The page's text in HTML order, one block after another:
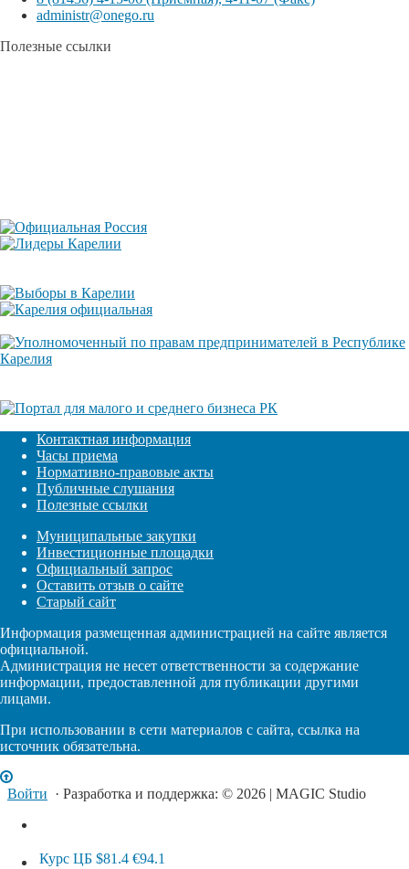
administr@onego.ru
Полезные ссылки
Контактная информация
Часы приема
Нормативно-правовые акты
Публичные слушания
Полезные ссылки
Муниципальные закупки
Инвестиционные площадки
Официальный запрос
Оставить отзыв о сайте
Старый сайт
Информация размещенная администрацией на сайте является
официальной.
Администрация не несет ответственности за содержание
информации, предоставленной для публикации другими
лицами.
При использовании в сети материалов с сайта, ссылка на
источник обязательна.
Войти · Разработка и поддержка: © 2026 | MAGIC Studio
Курс ЦБ $81.4 €94.1